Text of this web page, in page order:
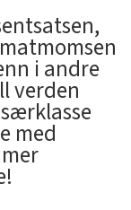
i andre
verden
med